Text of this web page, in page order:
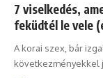
7 viselkedés,
feküdtél le vele
A korai szex, bár
következményekkel